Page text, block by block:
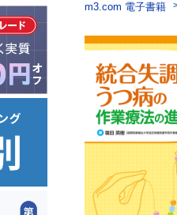
m3.com 電子書籍